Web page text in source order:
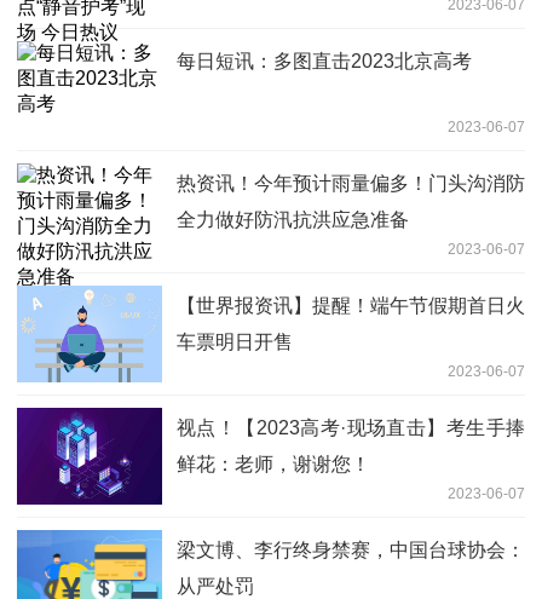
2023-06-07
每日短讯：多图直击2023北京高考
2023-06-07
热资讯！今年预计雨量偏多！门头沟消防
全力做好防汛抗洪应急准备
2023-06-07
【世界报资讯】提醒！端午节假期首日火
车票明日开售
2023-06-07
视点！【2023高考·现场直击】考生手捧
鲜花：老师，谢谢您！
2023-06-07
梁文博、李行终身禁赛，中国台球协会：
从严处罚